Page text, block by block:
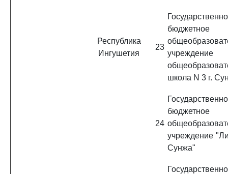
Республика
Ингушетия
23
бюджетное
учреждение
школа N 3 г.
24
бюджетное
учреждение
Сунжа"